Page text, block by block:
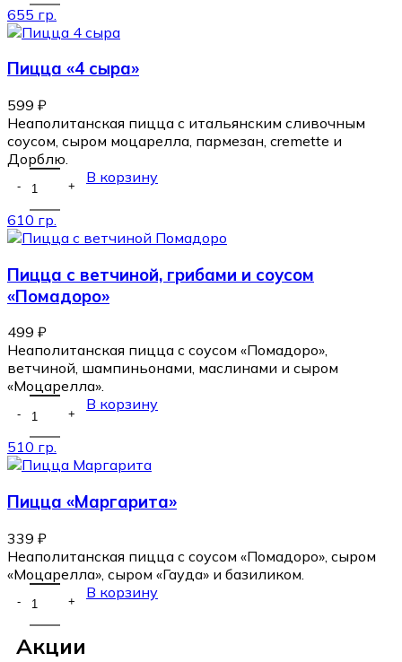
655 гр.
Пицца «4 сыра»
599 ₽
Неаполитанская пицца с итальянским сливочным
соусом, сыром моцарелла, пармезан, cremette и
Дорблю.
В корзину
610 гр.
Пицца с ветчиной, грибами и соусом
«Помадоро»
499 ₽
Неаполитанская пицца с соусом «Помадоро»,
ветчиной, шампиньонами, маслинами и сыром
«Моцарелла».
В корзину
510 гр.
Пицца «Маргарита»
339 ₽
Неаполитанская пицца с соусом «Помадоро», сыром
«Моцарелла», сыром «Гауда» и базиликом.
В корзину
Акции